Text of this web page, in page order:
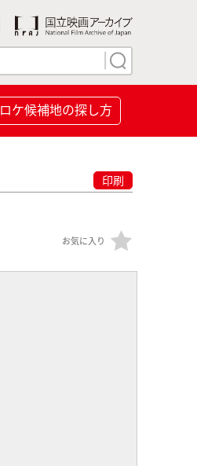
ロケ候補地の探し方
印刷
お気に入り